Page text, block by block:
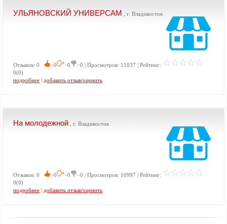
УЛЬЯНОВСКИЙ УНИВЕРСАМ , г. Владивосток
Отзывов: 0 −0 −0
−0 | Просмотров: 11037 | Рейтинг:
0(0)
подробнее | добавить отзыв/оценить
На молодежной , г. Владивосток
Отзывов: 0 −0 −0
−0 | Просмотров: 10997 | Рейтинг:
0(0)
подробнее | добавить отзыв/оценить